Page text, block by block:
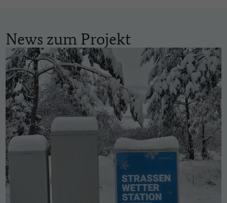
News zum Projekt